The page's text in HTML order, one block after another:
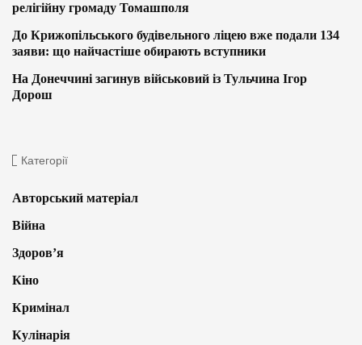
релігійну громаду Томашполя
До Крижопільського будівельного ліцею вже подали 134
заяви: що найчастіше обирають вступники
На Донеччині загинув військовий із Тульчина Ігор
Дорош
Категорії
Авторський матеріал
Війна
Здоров’я
Кіно
Кримінал
Кулінарія